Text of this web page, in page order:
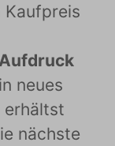
Kaufpreis
neues
erhältst
nächste